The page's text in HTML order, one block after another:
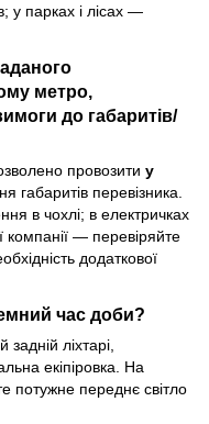
у парках і лісах —
метро,
до габаритів/
провозити у
габаритів перевізника.
в чохлі; в електричках
компанії — перевіряйте
додаткової
час доби?
ліхтарі,
екіпіровка. На
потужне переднє світло